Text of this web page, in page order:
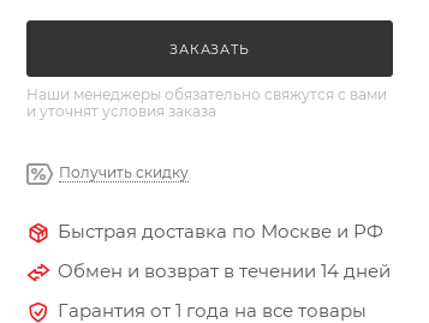
ЗАКАЗАТЬ
Наши менеджеры обязательно свяжутся с вами
и уточнят условия заказа
Получить скидку
Быстрая доставка по Москве и РФ
Обмен и возврат в течении 14 дней
Гарантия от 1 года на все товары